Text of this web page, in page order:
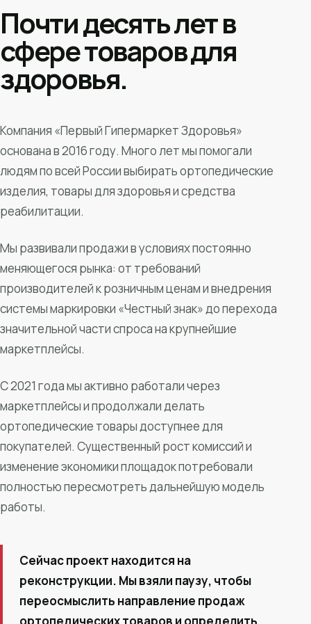
Почти десять лет в
сфере товаров для
здоровья.
Компания «Первый Гипермаркет Здоровья»
основана в 2016 году. Много лет мы помогали
людям по всей России выбирать ортопедические
изделия, товары для здоровья и средства
реабилитации.
Мы развивали продажи в условиях постоянно
меняющегося рынка: от требований
производителей к розничным ценам и внедрения
системы маркировки «Честный знак» до перехода
значительной части спроса на крупнейшие
маркетплейсы.
С 2021 года мы активно работали через
маркетплейсы и продолжали делать
ортопедические товары доступнее для
покупателей. Существенный рост комиссий и
изменение экономики площадок потребовали
полностью пересмотреть дальнейшую модель
работы.
Сейчас проект находится на
реконструкции. Мы взяли паузу, чтобы
переосмыслить направление продаж